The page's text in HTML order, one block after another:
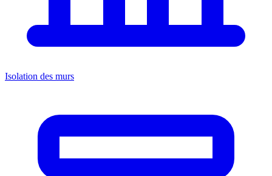
Isolation des murs